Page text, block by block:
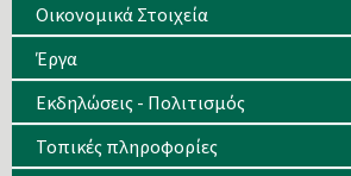
Οικονομικά Στοιχεία
Έργα
Εκδηλώσεις - Πολιτισμός
Τοπικές πληροφορίες